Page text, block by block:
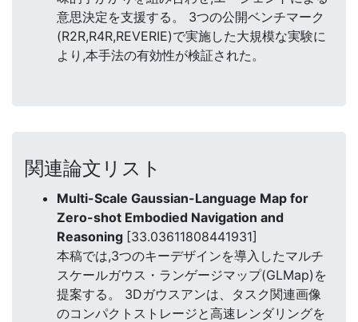
意思決定を支援する。 3つの公開ベンチマーク
(R2R,R4R,REVERIE)で実施した大規模な実験に
より,本手法の有効性が検証された。
関連論文リスト
Multi-Scale Gaussian-Language Map for
Zero-shot Embodied Navigation and
Reasoning [33.03611808441931]
本稿では,3つのキーデザインを導入したマルチ
スケールガウス・ランゲージマップ(GLMap)を
提案する。 3Dガウスアンは、タスク関連画像
のコンパクトストレージと高速レンダリングを